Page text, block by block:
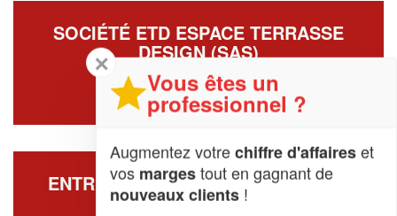
SOCIÉTÉ ETD ESPACE TERRASSE
DESIGN (SAS)
1025 Chemin De Cabarieu
33240 Saint-Andre-de-Cubzac
ENTREPRISE CONCEPT-CUISINE 33
(SARL)
✕
Vous êtes un
professionnel ?
Augmentez votrechiffre d'affaireset
vos margestout en gagnant de
nouveaux clients !